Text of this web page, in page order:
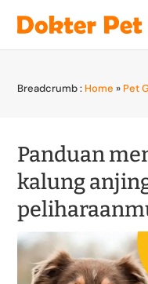
Breadcrumb : Home » Pet
Panduan
kalung